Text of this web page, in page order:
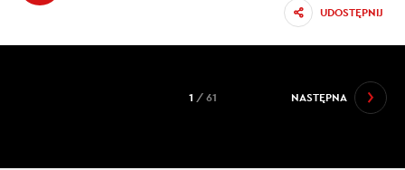
UDOSTĘPNIJ
NASTĘPNA
1 / 61